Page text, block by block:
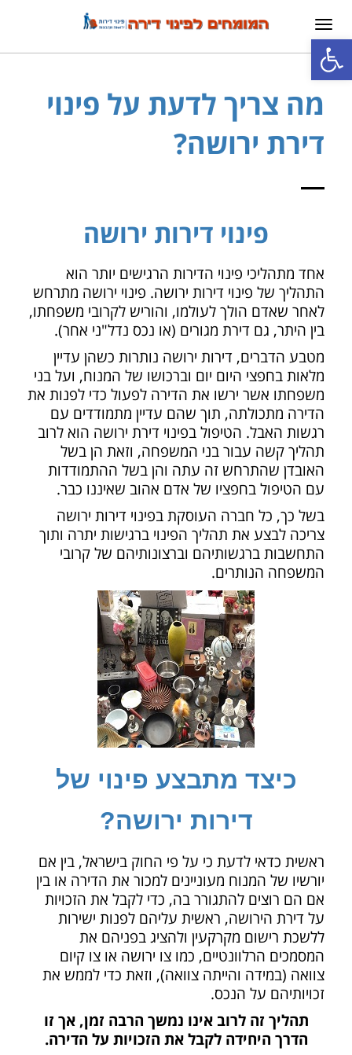
פתח סרגל נגישות
תפריט
מה צריך לדעת על פינוי
דירת ירושה?
פינוי דירות ירושה
אחד מתהליכי פינוי הדירות הרגישים יותר הוא
התהליך של פינוי דירות ירושה. פינוי ירושה מתרחש
לאחר שאדם הולך לעולמו, והוריש לקרובי משפחתו,
בין היתר, גם דירת מגורים (או נכס נדל"ני אחר).
מטבע הדברים, דירות ירושה נותרות כשהן עדיין
מלאות בחפצי היום יום וברכושו של המנוח, ועל בני
משפחתו אשר ירשו את הדירה לפעול כדי לפנות את
הדירה מתכולתה, תוך שהם עדיין מתמודדים עם
רגשות האבל. הטיפול בפינוי דירת ירושה הוא לרוב
תהליך קשה עבור בני המשפחה, וזאת הן בשל
האובדן שהתרחש זה עתה והן בשל ההתמודדות
עם הטיפול בחפציו של אדם אהוב שאיננו כבר.
בשל כך, כל חברה העוסקת בפינוי דירות ירושה
צריכה לבצע את תהליך הפינוי ברגישות יתרה ותוך
התחשבות ברגשותיהם וברצונותיהם של קרובי
המשפחה הנותרים.
כיצד מתבצע פינוי של
דירות ירושה?
ראשית כדאי לדעת כי על פי החוק בישראל, בין אם
יורשיו של המנוח מעוניינים למכור את הדירה או בין
אם הם רוצים להתגורר בה, כדי לקבל את הזכויות
על דירת הירושה, ראשית עליהם לפנות ישירות
ללשכת רישום מקרקעין ולהציג בפניהם את
המסמכים הרלוונטיים, כמו צו ירושה או צו קיום
צוואה (במידה והייתה צוואה), וזאת כדי לממש את
זכויותיהם על הנכס.
תהליך זה לרוב אינו נמשך הרבה זמן, אך זו
הדרך היחידה לקבל את הזכויות על הדירה.